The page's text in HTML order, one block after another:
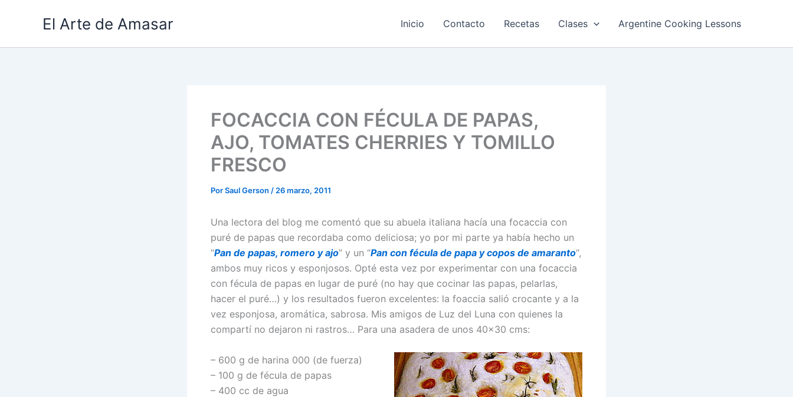
El Arte de Amasar Inicio Contacto Recetas Clases Argentine Cooking Lessons
FOCACCIA CON FÉCULA DE PAPAS,
AJO, TOMATES CHERRIES Y TOMILLO
FRESCO
PorSaul Gerson / 26 marzo, 2011
Una lectora del blog me comentó que su abuela italiana hacía una focaccia con
puré de papas que recordaba como deliciosa; yo por mi parte ya había hecho un
“Pan de papas, romero y ajo” y un “Pan con fécula de papa y copos de amaranto“,
ambos muy ricos y esponjosos. Opté esta vez por experimentar con una focaccia
con fécula de papas en lugar de puré (no hay que cocinar las papas, pelarlas,
hacer el puré…) y los resultados fueron excelentes: la foaccia salió crocante y a la
vez esponjosa, aromática, sabrosa. Mis amigos de Luz del Luna con quienes la
compartí no dejaron ni rastros… Para una asadera de unos 40×30 cms:
– 600 g de harina 000 (de fuerza)
– 100 g de fécula de papas
– 400 cc de agua